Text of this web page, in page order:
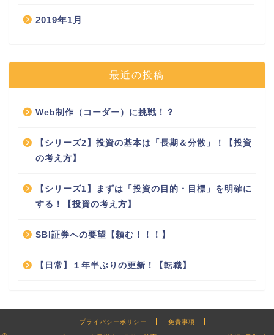
2019年1月
最近の投稿
Web制作（コーダー）に挑戦！？
【シリーズ2】投資の基本は「長期＆分散」！【投資
の考え方】
【シリーズ1】まずは「投資の目的・目標」を明確に
する！【投資の考え方】
SBI証券への要望【頼む！！！】
【日常】１年半ぶりの更新！【転職】
プライバシーポリシー 免責事項